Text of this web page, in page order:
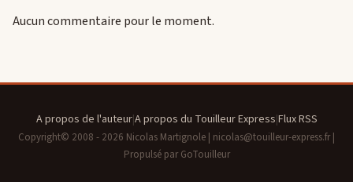
Aucun commentaire pour le moment.
A propos de l'auteur|A propos du Touilleur Express|Flux RSS
Copyright© 2008 - 2026 Nicolas Martignole | nicolas@touilleur-express.fr |
Propulsé par GoTouilleur